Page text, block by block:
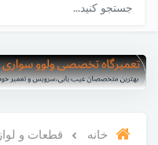
خانه قطعات و